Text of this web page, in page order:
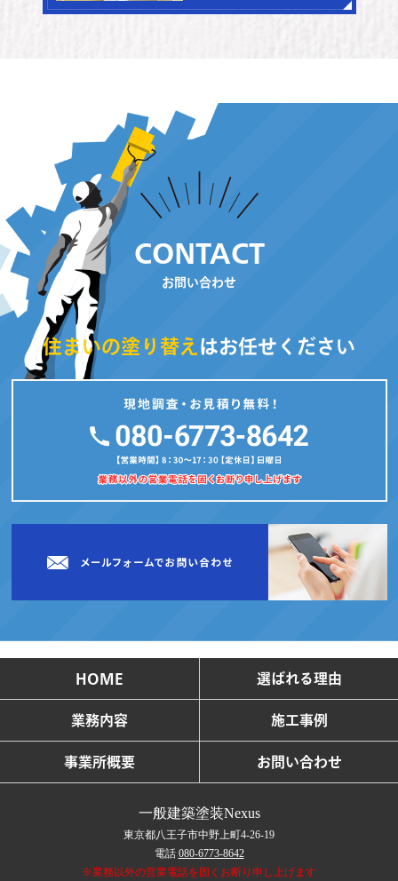
CONTACT
お問い合わせ
住まいの塗り替え はお任せください
HOME 選ばれる理由
業務内容 施工事例
事業所概要 お問い合わせ
一般建築塗装Nexus
東京都八王子市中野上町4-26-19
電話 080-6773-8642
※業務以外の営業電話を固くお断り申し上げます